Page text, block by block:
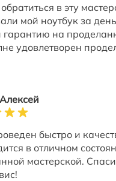
в эту
мой ноутбук за
гарантию на
удовлетворен
быстро и
в отличном
мастерской.